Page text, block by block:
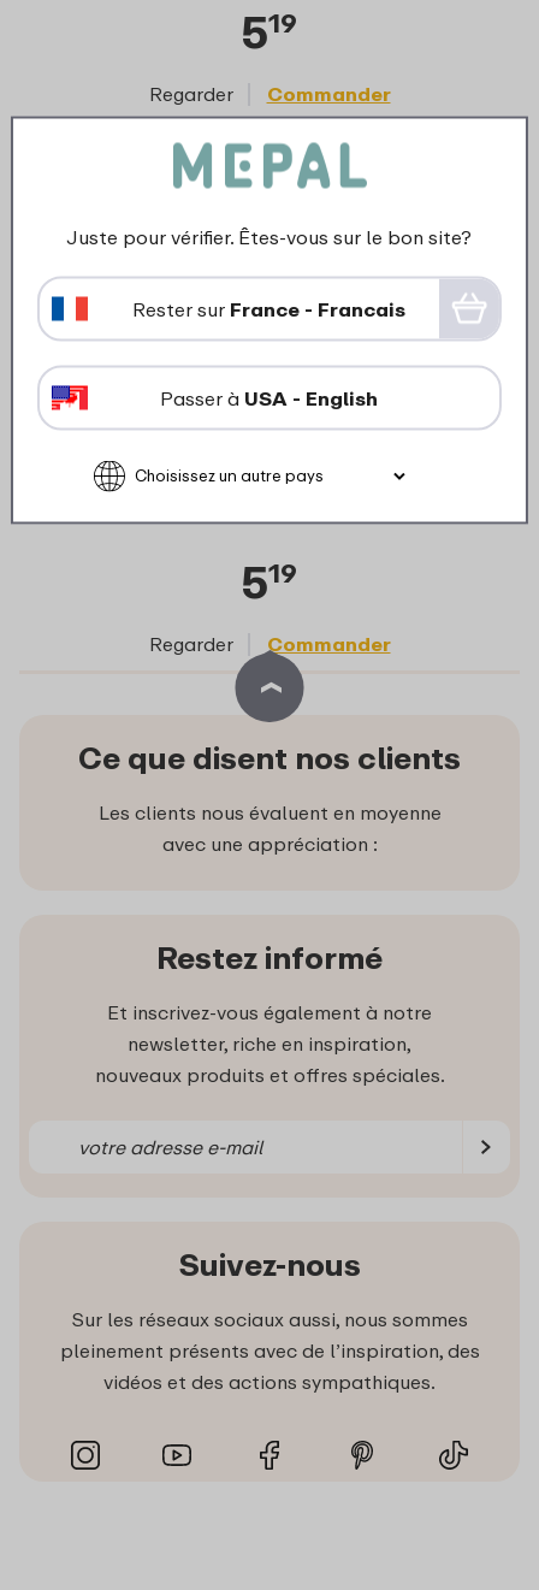
519
Regarder Commander
Paille et brosse de nettoyage bouteille
519
Regarder Commander
Ce que disent nos clients
Les clients nous évaluent en moyenne
avec une appréciation :
Restez informé
Et inscrivez-vous également à notre
newsletter, riche en inspiration,
nouveaux produits et offres spéciales.
Suivez-nous
Sur les réseaux sociaux aussi, nous sommes
pleinement présents avec de l’inspiration, des
vidéos et des actions sympathiques.
Juste pour vérifier. Êtes-vous sur le bon site?
Rester sur France - Francais
Passer à USA - English